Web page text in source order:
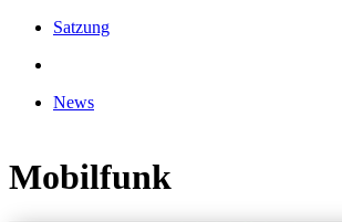
Satzung
News
Mobilfunk